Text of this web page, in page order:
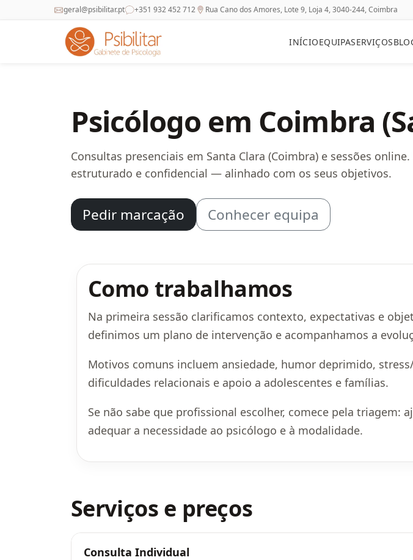
geral@psibilitar.pt +351 932 452 712 Rua Cano dos Amores, Lote 9, Loja 4, 3040-244, Coimbra
INÍCIOEQUIPASERVIÇOS
Psicólogo em Coimbra
Consultas presenciais em Santa Clara (Coimbra) e sessões
estruturado e confidencial — alinhado com os seus objetivos.
Pedir marcação Conhecer equipa
Como trabalhamos
Na primeira sessão clarificamos contexto, expectativas e
definimos um plano de intervenção e acompanhamos a
Motivos comuns incluem ansiedade, humor deprimido,
dificuldades relacionais e apoio a adolescentes e famílias.
Se não sabe que profissional escolher, comece pela triagem:
adequar a necessidade ao psicólogo e à modalidade.
Serviços e preços
Consulta Individual